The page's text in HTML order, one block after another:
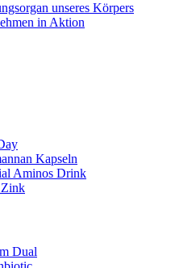
unseres Körpers
in Aktion
Kapseln
Aminos Drink
Dual